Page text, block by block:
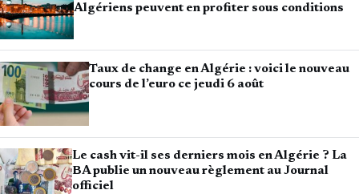
Algériens peuvent en profiter sous conditions
Taux de change en Algérie : voici le nouveau
cours de l’euro ce jeudi 6 août
Le cash vit-il ses derniers mois en Algérie ? La
BA publie un nouveau règlement au Journal
officiel